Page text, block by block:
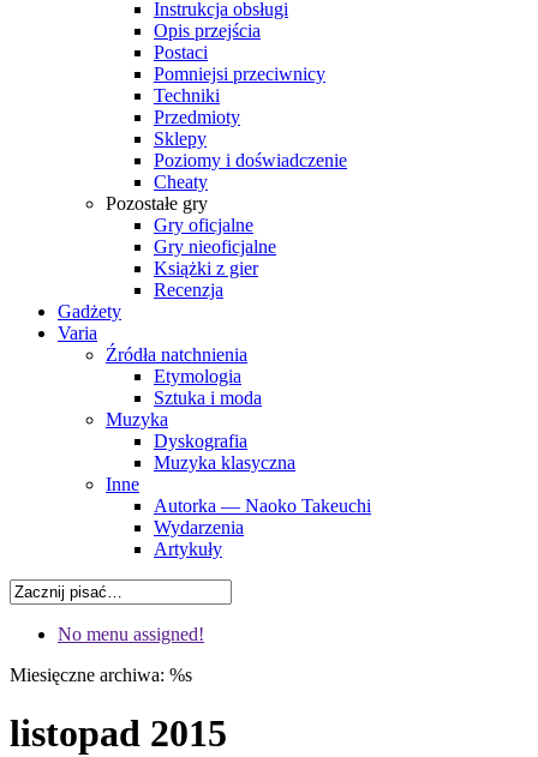
Instrukcja obsługi
Opis przejścia
Postaci
Pomniejsi przeciwnicy
Techniki
Przedmioty
Sklepy
Poziomy i doświadczenie
Cheaty
Pozostałe gry
Gry oficjalne
Gry nieoficjalne
Książki z gier
Recenzja
Gadżety
Varia
Źródła natchnienia
Etymologia
Sztuka i moda
Muzyka
Dyskografia
Muzyka klasyczna
Inne
Autorka — Naoko Takeuchi
Wydarzenia
Artykuły
No menu assigned!
Miesięczne archiwa: %s
listopad 2015